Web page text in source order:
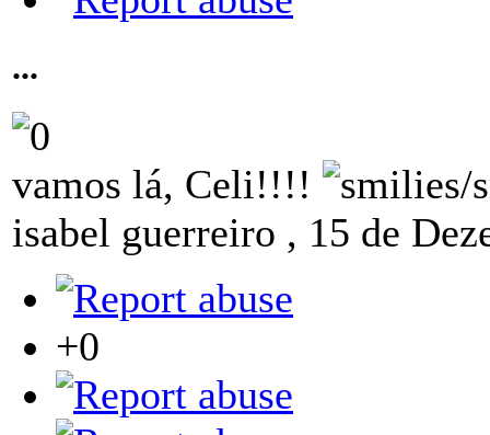
...
vamos lá, Celi!!!!
isabel guerreiro , 15 de
+0